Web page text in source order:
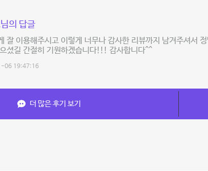
의 답글
잘 이용해주시고 이렇게 너무나 감사한 리뷰까지 남겨주셔서
셨길 간절히 기원하겠습니다!!! 감사합니다^^
06 19:47:16
더 많은 후기 보기